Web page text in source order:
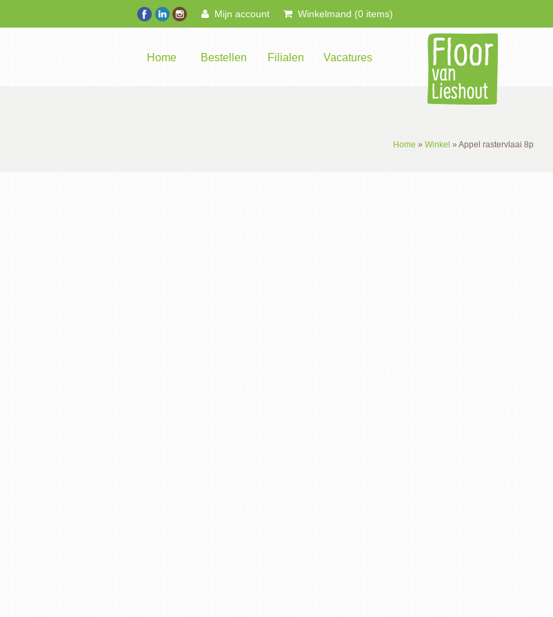
Mijn account Winkelmand (0 items)
Home Bestellen Filialen Vacatures
Home » Winkel » Appel rastervlaai 8p